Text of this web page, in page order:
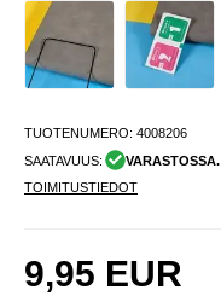
TUOTENUMERO: 4008206
SAATAVUUS:
VARASTOSSA.
TOIMITUSTIEDOT
9,95 EUR